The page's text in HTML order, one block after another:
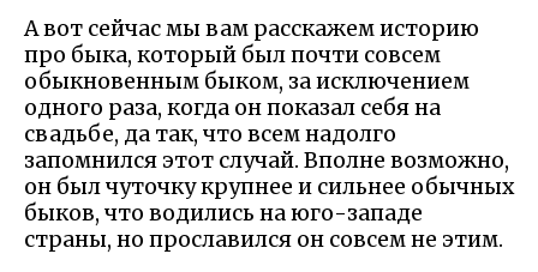
А вот сейчас мы вам расскажем историю
про быка, который был почти совсем
обыкновенным быком, за исключением
одного раза, когда он показал себя на
свадьбе, да так, что всем надолго
запомнился этот случай. Вполне возможно,
он был чуточку крупнее и сильнее обычных
быков, что водились на юго-западе
страны, но прославился он совсем не этим.